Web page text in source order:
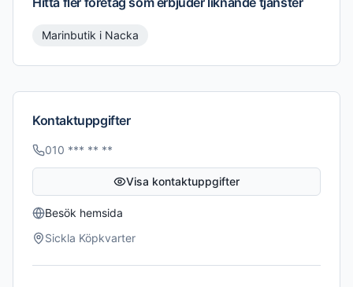
Marinbutik i Nacka
Kontaktuppgifter
010 *** ** **
Visa kontaktuppgifter
Besök hemsida
Sickla Köpkvarter